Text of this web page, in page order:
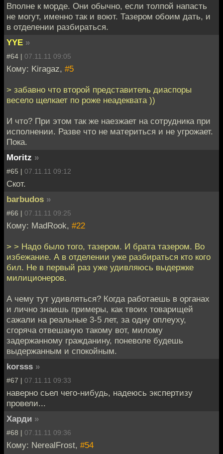
Вполне к морде. Они обычно, если толпой напасть
не могут, именно так и воют. Тазером обоим дать, и
в отделении разбираться.
YYE »
#64 | 07.11.11 09:05
Кому: Kiragaz, #5
> забавно что второй представитель диаспоры
весело щелкает по роже неадеквата ))
И что? При этом так же наезжает на сотрудника при
исполнении. Разве что не материться и не угрожает.
Пока.
Moritz »
#65 | 07.11.11 09:12
Скот.
barbudos »
#66 | 07.11.11 09:25
Кому: MadRook, #22
> > Надо было того, тазером. И брата тазером. Во
избежание. А в отделении уже разбираться кто кого
бил. Не в первый раз уже удивляюсь выдержке
милиционеров.
А чему тут удивляться? Когда работаешь в органах
и лично знаешь примеры, как твоих товарищей
сажали на реальные 3-5 лет, за одну оплеуху,
сгоряча отвешаную такому вот, милому
задержанному гражданину, поневоле будешь
выдержанным и спокойным.
korsss »
#67 | 07.11.11 09:33
наверно сьел чего-нибудь, надеюсь экспертизу
провели...
Харди »
#68 | 07.11.11 09:36
Кому: NerealFrost, #54